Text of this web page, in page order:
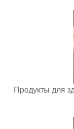
Продукты для